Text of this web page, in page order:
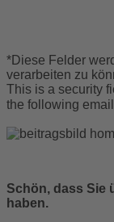
*Diese Felder
verarbeiten zu
This is a security
the following
Schön, dass Sie
haben.